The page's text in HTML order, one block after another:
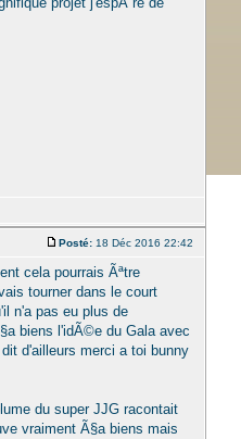
Posté: 18 Déc 2016 22:42
cela pourrais Ãªtre
tourner dans le court
n'a pas eu plus de
biens l'idÃ©e du Gala avec
d'ailleurs merci a toi bunny
du super JJG racontait
vraiment Ã§a biens mais